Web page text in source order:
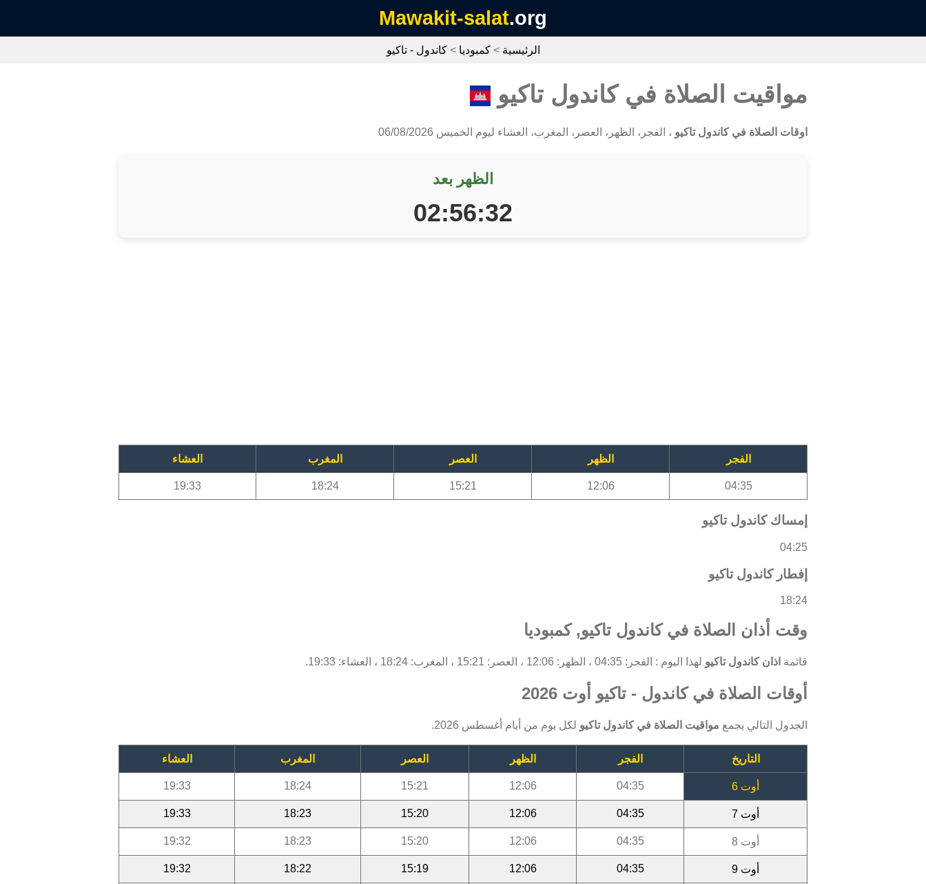
Mawakit-salat.org
الرئيسية >كمبوديا >كاندول - تاكيو
مواقيت الصلاة في كاندول تاكيو
اوقات الصلاة في كاندول تاكيو ، الفجر، الظهر، العصر، المغرب، العشاء ليوم الخميس 06/08/2026
الظهر بعد
02:56:31
الفجر الظهر العصر المغرب العشاء
04:35
12:06
15:21
18:24
19:33
إمساك كاندول تاكيو
04:25
إفطار كاندول تاكيو
18:24
وقت أذان الصلاة في كاندول تاكيو, كمبوديا
قائمة اذان كاندول تاكيو لهذا اليوم : الفجر: 04:35 ، الظهر: 12:06 ، العصر: 15:21 ، المغرب: 18:24 ، العشاء: 19:33.
أوقات الصلاة في كاندول - تاكيو أوت 2026
الجدول التالي يجمع مواقيت الصلاة في كاندول تاكيو لكل يوم من أيام أغسطس 2026.
التاريخ الفجر الظهر العصر المغرب العشاء
أوت 6 04:35
12:06
15:21
18:24
19:33
أوت 7 04:35
12:06
15:20
18:23
19:33
أوت 8 04:35
12:06
15:20
18:23
19:32
أوت 9 04:35
12:06
15:19
18:22
19:32